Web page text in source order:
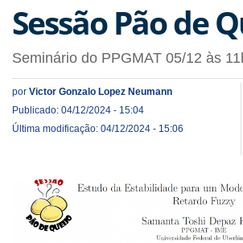
Sessão Pão de
Seminário do PPGMAT 05/12 às
por Victor Gonzalo Lopez Neumann
Publicado: 04/12/2024 - 15:04
Última modificação: 04/12/2024 - 15:06